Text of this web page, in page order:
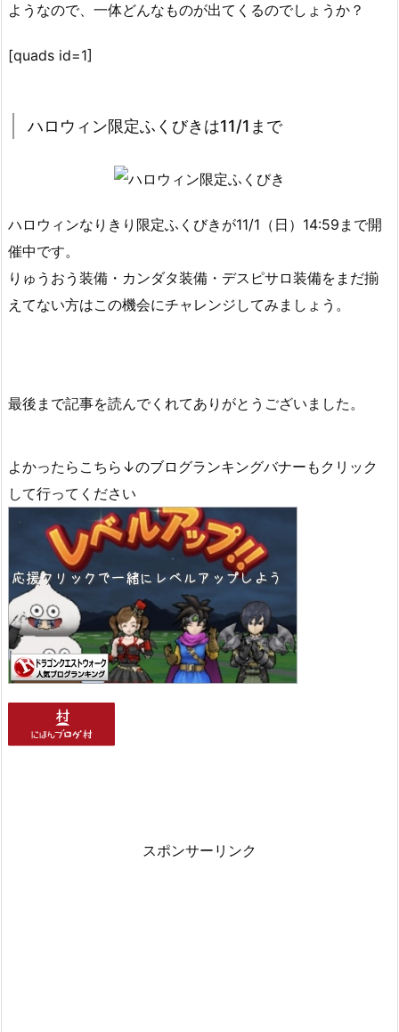
ようなので、一体どんなものが出てくるのでしょうか？
[quads id=1]
ハロウィン限定ふくびきは11/1まで
ハロウィンなりきり限定ふくびきが11/1（日）14:59まで開
催中です。
りゅうおう装備・カンダタ装備・デスピサロ装備をまだ揃
えてない方はこの機会にチャレンジしてみましょう。
最後まで記事を読んでくれてありがとうございました。
よかったらこちら↓のブログランキングバナーもクリック
して行ってください
スポンサーリンク